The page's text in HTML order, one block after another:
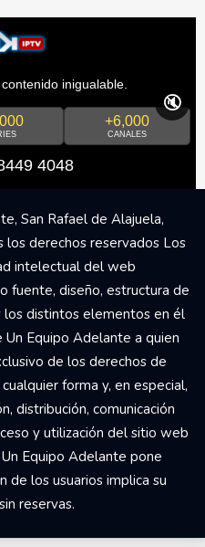
inigualable.
+6,000
CANALES
4048
🔇
San Rafael de Alajuela,
los derechos reservados Los
intelectual del web
fuente, diseño, estructura de
los distintos elementos en él
Equipo Adelante a quien
de los derechos de
forma y, en especial,
distribución, comunicación
y utilización del sitio web
Equipo Adelante pone
de los usuarios implica su
reservas.